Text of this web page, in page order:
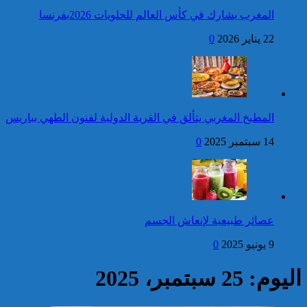
عيد العرش : جلالة الملك
يترأس بتطوان حفل أداء
القسم للضباط المتخرجين
العسكرية وشبه العسكرية
فتح بحث للتحقق من الأفعال
الإجرامية المنسوبة لأربع وعشرين
شخصا للاشتباه في تورطهم في
الامتناع عن القيام بعمل من أعمال
وظيفتهم بغرض الارتشاء
واستغلال النفوذ
إحصائيات مكافحة الجريمة ..
استمرار ارتفاع معدل الزجر
بالعنف
كاريكاتير
المغرب يشارك في كأس العالم للحلويات 2026بفرنسا
22 يناير 2026 0
المطبخ المغربي يتألق في القرية الدولية لفنون الطهي بباريس
14 سبتمبر 2025 0
عصائر طبيعية لإنعاش الجسم
9 يونيو 2025 0
اليوم: 25 سبتمبر، 2025